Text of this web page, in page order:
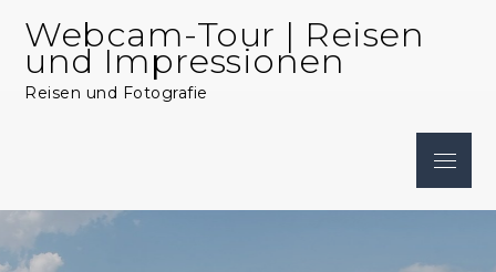
content
Webcam-Tour | Reisen
und Impressionen
Reisen und Fotografie
Menu